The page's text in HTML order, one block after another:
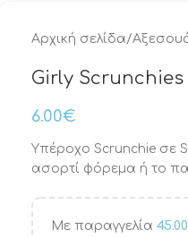
Αρχική σελίδα/
Girly Scrunchies
6.00€
Υπέροχο Scrunchie σε
ασορτί φόρεμα ή το
Με παραγγελία 45.00